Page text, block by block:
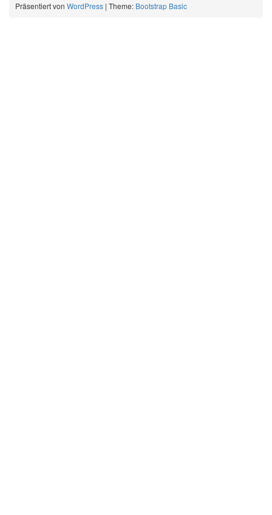
Präsentiert von WordPress | Theme: Bootstrap Basic